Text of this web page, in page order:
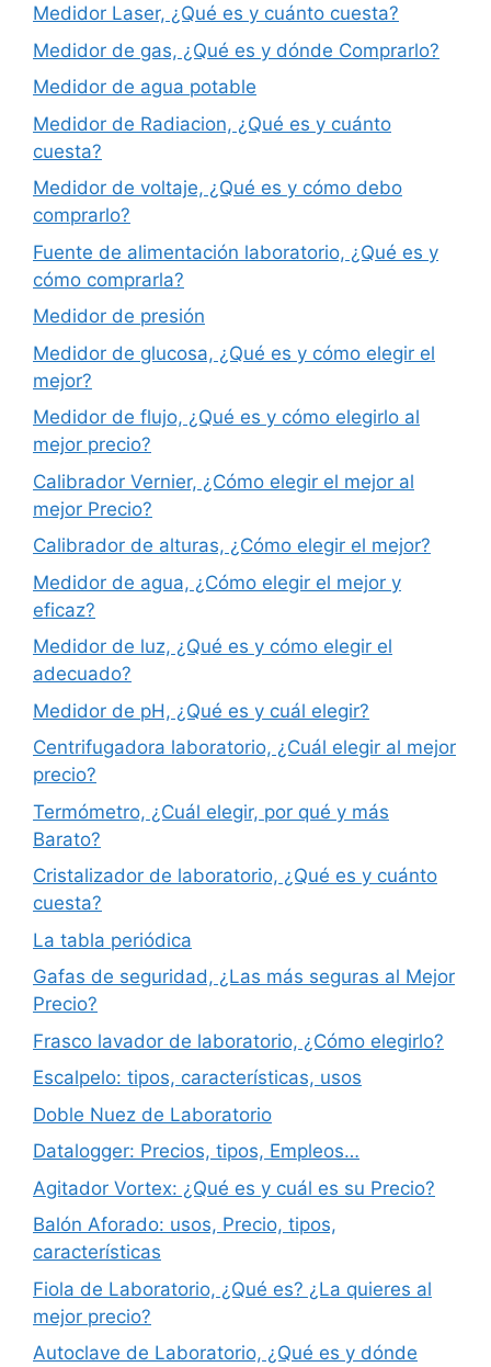
Medidor Laser, ¿Qué es y cuánto cuesta?
Medidor de gas, ¿Qué es y dónde Comprarlo?
Medidor de agua potable
Medidor de Radiacion, ¿Qué es y cuánto
cuesta?
Medidor de voltaje, ¿Qué es y cómo debo
comprarlo?
Fuente de alimentación laboratorio, ¿Qué es y
cómo comprarla?
Medidor de presión
Medidor de glucosa, ¿Qué es y cómo elegir el
mejor?
Medidor de flujo, ¿Qué es y cómo elegirlo al
mejor precio?
Calibrador Vernier, ¿Cómo elegir el mejor al
mejor Precio?
Calibrador de alturas, ¿Cómo elegir el mejor?
Medidor de agua, ¿Cómo elegir el mejor y
eficaz?
Medidor de luz, ¿Qué es y cómo elegir el
adecuado?
Medidor de pH, ¿Qué es y cuál elegir?
Centrifugadora laboratorio, ¿Cuál elegir al mejor
precio?
Termómetro, ¿Cuál elegir, por qué y más
Barato?
Cristalizador de laboratorio, ¿Qué es y cuánto
cuesta?
La tabla periódica
Gafas de seguridad, ¿Las más seguras al Mejor
Precio?
Frasco lavador de laboratorio, ¿Cómo elegirlo?
Escalpelo: tipos, características, usos
Doble Nuez de Laboratorio
Datalogger: Precios, tipos, Empleos…
Agitador Vortex: ¿Qué es y cuál es su Precio?
Balón Aforado: usos, Precio, tipos,
características
Fiola de Laboratorio, ¿Qué es? ¿La quieres al
mejor precio?
Autoclave de Laboratorio, ¿Qué es y dónde